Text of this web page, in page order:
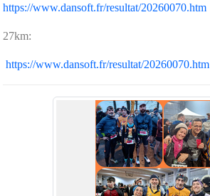
https://www.dansoft.fr/resultat/20260070.htm
27km:
https://www.dansoft.fr/resultat/20260070.htm